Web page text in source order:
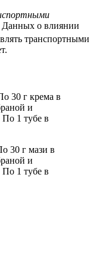
Данных о влиянии
транспортными
30 г крема в
и
1 тубе в
30 г мази в
и
1 тубе в